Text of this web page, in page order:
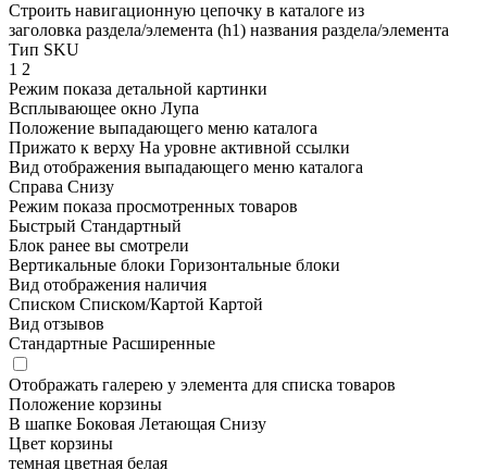
Строить навигационную цепочку в каталоге из
заголовка раздела/элемента (h1) названия раздела/элемента
Тип SKU
1 2
Режим показа детальной картинки
Всплывающее окно Лупа
Положение выпадающего меню каталога
Прижато к верху На уровне активной ссылки
Вид отображения выпадающего меню каталога
Справа Снизу
Режим показа просмотренных товаров
Быстрый Стандартный
Блок ранее вы смотрели
Вертикальные блоки Горизонтальные блоки
Вид отображения наличия
Списком Списком/Картой Картой
Вид отзывов
Стандартные Расширенные
Отображать галерею у элемента для списка товаров
Положение корзины
В шапке Боковая Летающая Снизу
Цвет корзины
темная цветная белая